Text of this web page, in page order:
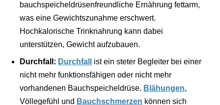
bauchspeicheldrüsenfreundliche Ernährung fettarm,
was eine Gewichtszunahme erschwert.
Hochkalorische Trinknahrung kann dabei
unterstützen, Gewicht aufzubauen.
Durchfall: Durchfall
ist ein steter Begleiter bei einer
nicht mehr funktionsfähigen oder nicht mehr
vorhandenen Bauchspeicheldrüse. Blähungen,
Völlegefühl und Bauchschmerzen können sich